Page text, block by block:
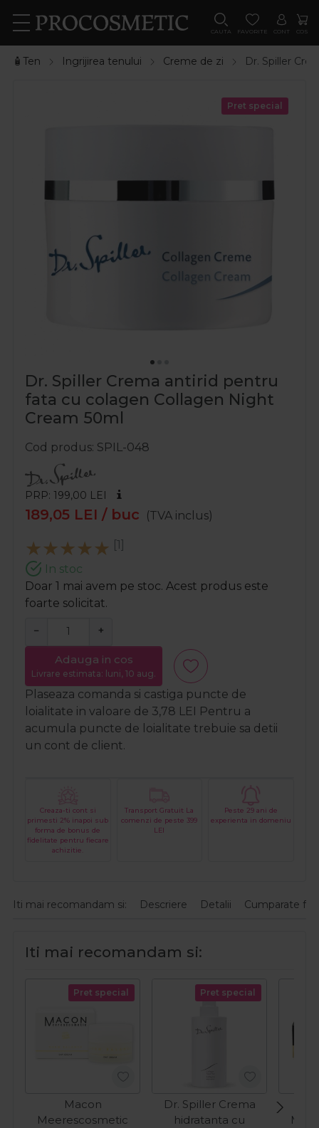
CAUTA FAVORITE CONT COS
🧴Ten Ingrijirea tenului Creme de zi Dr. Spiller
Pret special
Dr. Spiller Crema antirid pentru
fata cu colagen Collagen Night
Cream 50ml
Cod produs SPIL-048
PRP: 199,00 LEI
189,05 LEI / buc (TVA inclus)
[1]
In stoc
Doar 1 mai avem pe stoc. Acest produs este
foarte solicitat.
− +
Adauga in cos
Livrare estimata: luni, 10 aug.
Plaseaza comanda si castiga puncte de
loialitate in valoare de 3,78 LEI
Pentru a
acumula puncte de loialitate trebuie sa detii
un cont de client.
Creaza-ti cont si
primesti 2% inapoi sub
forma de bonus de
fidelitate pentru fiecare
achizitie.
Transport Gratuit La
comenzi de peste 399
LEI
Peste 29 ani de
experienta in domeniu
Iti mai recomandam si: Descriere Detalii Cumparate
Iti mai recomandam si:
Pret special
Macon
Meerescosmetic
Pret special
Dr. Spiller Crema
hidratanta cu